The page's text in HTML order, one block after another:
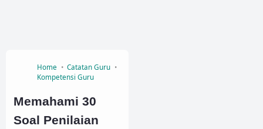
Home
Catatan Guru
Kompetensi Guru
Memahami 30
Soal Penilaian